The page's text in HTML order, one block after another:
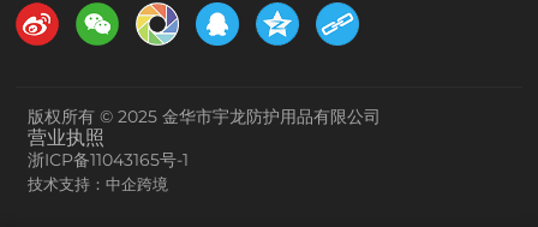
版权所有 © 2025 金华市宇龙防护用品有限公司
营业执照
浙ICP备11043165号-1
技术支持：中企跨境